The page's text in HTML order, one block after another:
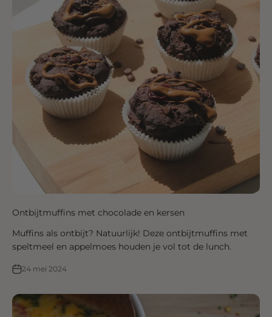
Ontbijtmuffins met chocolade en kersen
Muffins als ontbijt? Natuurlijk! Deze ontbijtmuffins met
speltmeel en appelmoes houden je vol tot de lunch.
24 mei 2024